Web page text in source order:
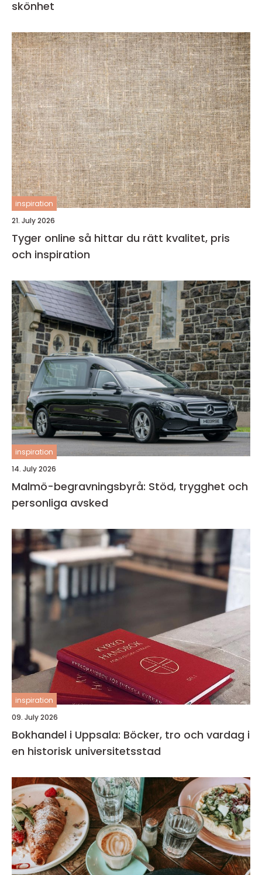
skönhet
inspiration
21. July 2026
Tyger online så hittar du rätt kvalitet, pris
och inspiration
inspiration
14. July 2026
Malmö-begravningsbyrå: Stöd, trygghet och
personliga avsked
inspiration
09. July 2026
Bokhandel i Uppsala: Böcker, tro och vardag i
en historisk universitetsstad